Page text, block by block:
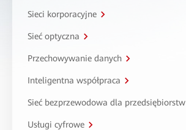
Sieci korporacyjne
Sieć optyczna
Przechowywanie danych
Inteligentna współpraca
Sieć bezprzewodowa dla przedsiębiorstw
Usługi cyfrowe